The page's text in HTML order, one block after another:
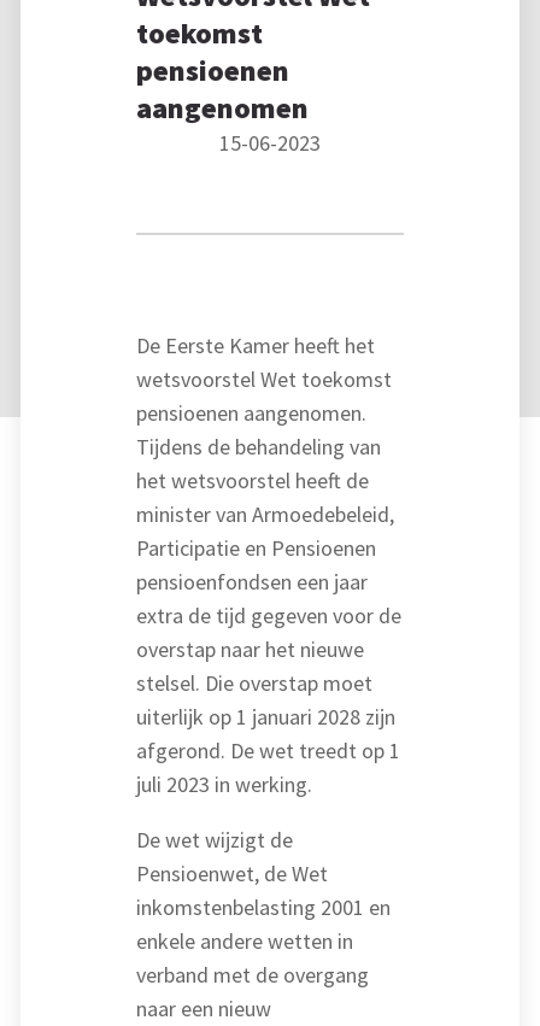
toekomst
pensioenen
aangenomen
15-06-2023
De Eerste Kamer heeft het
wetsvoorstel Wet toekomst
pensioenen aangenomen.
Tijdens de behandeling van
het wetsvoorstel heeft de
minister van Armoedebeleid,
Participatie en Pensioenen
pensioenfondsen een jaar
extra de tijd gegeven voor de
overstap naar het nieuwe
stelsel. Die overstap moet
uiterlijk op 1 januari 2028 zijn
afgerond. De wet treedt op 1
juli 2023 in werking.
De wet wijzigt de
Pensioenwet, de Wet
inkomstenbelasting 2001 en
enkele andere wetten in
verband met de overgang
naar een nieuw